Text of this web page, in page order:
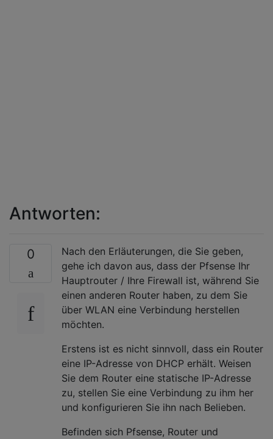
Antworten:
0
Nach den Erläuterungen, die Sie geben,
gehe ich davon aus, dass der Pfsense Ihr
Hauptrouter / Ihre Firewall ist, während Sie
einen anderen Router haben, zu dem Sie
über WLAN eine Verbindung herstellen
möchten.
Erstens ist es nicht sinnvoll, dass ein Router
eine IP-Adresse von DHCP erhält. Weisen
Sie dem Router eine statische IP-Adresse
zu, stellen Sie eine Verbindung zu ihm her
und konfigurieren Sie ihn nach Belieben.
Befinden sich Pfsense, Router und